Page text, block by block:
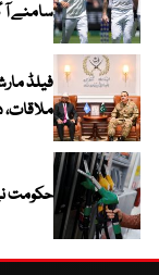
سامنے آ
فیلڈ
ملاقات،
حکومت